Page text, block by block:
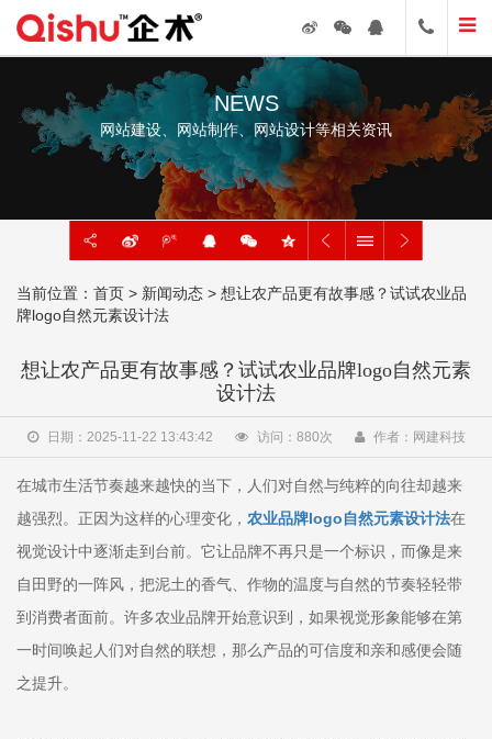
NEWS
网站建设、网站制作、网站设计等相关资讯
当前位置： 首页 > 新闻动态 > 想让农产品更有故事感？试试农业品
牌logo自然元素设计法
想让农产品更有故事感？试试农业品牌logo自然元素
设计法
日期：2025-11-22 13:43:42 访问： 880次 作者：网建科技
在城市生活节奏越来越快的当下，人们对自然与纯粹的向往却越来
越强烈。正因为这样的心理变化， 农业品牌logo自然元素设计法在
视觉设计中逐渐走到台前。它让品牌不再只是一个标识，而像是来
自田野的一阵风，把泥土的香气、作物的温度与自然的节奏轻轻带
到消费者面前。许多农业品牌开始意识到，如果视觉形象能够在第
一时间唤起人们对自然的联想，那么产品的可信度和亲和感便会随
之提升。